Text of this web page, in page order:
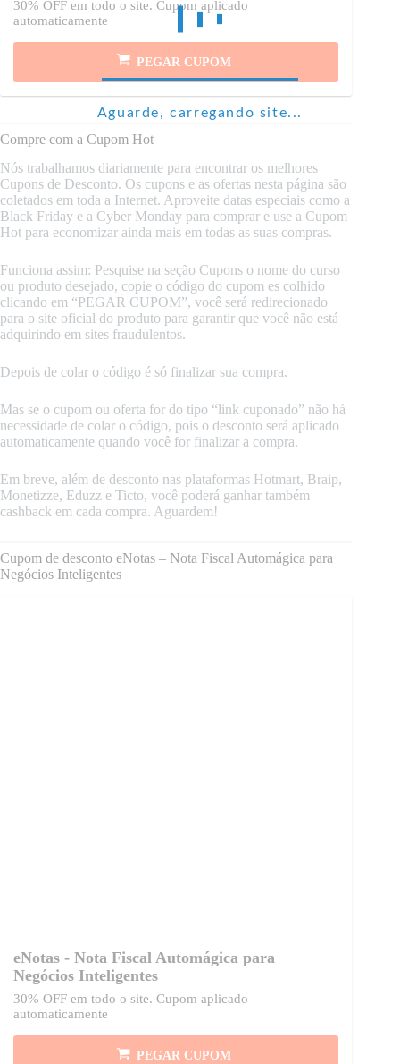
Aguarde, carregando site...
30% OFF em todo o site. Cupom aplicado
automaticamente
PEGAR CUPOM
Compre com a Cupom Hot
Nós trabalhamos diariamente para encontrar os melhores
Cupons de Desconto. Os cupons e as ofertas nesta página são
coletados em toda a Internet. Aproveite datas especiais como a
Black Friday e a Cyber Monday para comprar e use a Cupom
Hot para economizar ainda mais em todas as suas compras.
Funciona assim: Pesquise na seção Cupons o nome do curso
ou produto desejado, copie o código do cupom es colhido
clicando em “PEGAR CUPOM”, você será redirecionado
para o site oficial do produto para garantir que você não está
adquirindo em sites fraudulentos.
Depois de colar o código é só finalizar sua compra.
Mas se o cupom ou oferta for do tipo “link cuponado” não há
necessidade de colar o código, pois o desconto será aplicado
automaticamente quando você for finalizar a compra.
Em breve, além de desconto nas plataformas Hotmart, Braip,
Monetizze, Eduzz e Ticto, você poderá ganhar também
cashback em cada compra. Aguardem!
Cupom de desconto eNotas – Nota Fiscal Automágica para
Negócios Inteligentes
eNotas - Nota Fiscal Automágica para
Negócios Inteligentes
30% OFF em todo o site. Cupom aplicado
automaticamente
PEGAR CUPOM